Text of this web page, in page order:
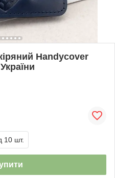
Handycover
10 шт.